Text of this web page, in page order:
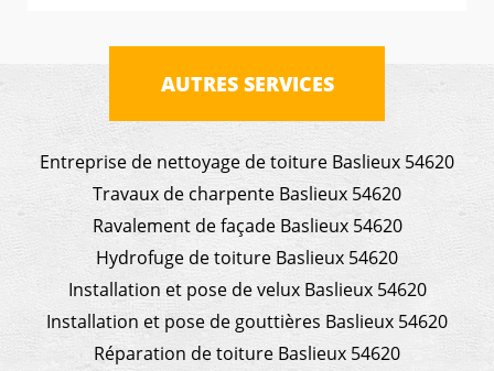
AUTRES SERVICES
Entreprise de nettoyage de toiture Baslieux 54620
Travaux de charpente Baslieux 54620
Ravalement de façade Baslieux 54620
Hydrofuge de toiture Baslieux 54620
Installation et pose de velux Baslieux 54620
Installation et pose de gouttières Baslieux 54620
Réparation de toiture Baslieux 54620